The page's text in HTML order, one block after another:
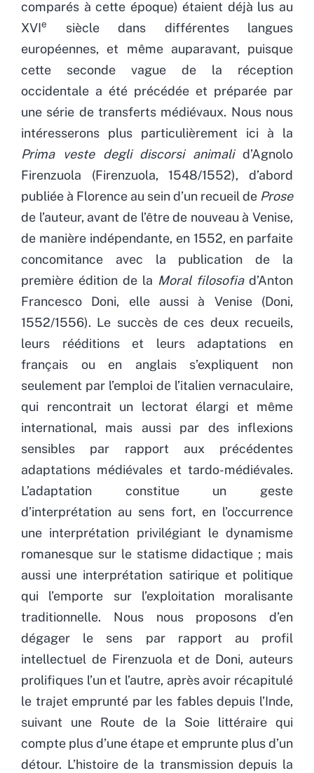
comparés à cette époque) étaient déjà lus au
XVIe
siècle dans différentes langues
européennes, et même auparavant, puisque
cette seconde vague de la réception
occidentale a été précédée et préparée par
une série de transferts médiévaux. Nous nous
intéresserons plus particulièrement ici à la
Prima veste degli discorsi animali d’Agnolo
Firenzuola (Firenzuola, 1548/1552), d’abord
publiée à Florence au sein d’un recueil de Prose
de l’auteur, avant de l’être de nouveau à Venise,
de manière indépendante, en 1552, en parfaite
concomitance avec la publication de la
première édition de la Moral filosofia d’Anton
Francesco Doni, elle aussi à Venise (Doni,
1552/1556). Le succès de ces deux recueils,
leurs rééditions et leurs adaptations en
français ou en anglais s’expliquent non
seulement par l’emploi de l’italien vernaculaire,
qui rencontrait un lectorat élargi et même
international, mais aussi par des inflexions
sensibles par rapport aux précédentes
adaptations médiévales et tardo-médiévales.
L’adaptation constitue un geste
d’interprétation au sens fort, en l’occurrence
une interprétation privilégiant le dynamisme
romanesque sur le statisme didactique ; mais
aussi une interprétation satirique et politique
qui l’emporte sur l’exploitation moralisante
traditionnelle. Nous nous proposons d’en
dégager le sens par rapport au profil
intellectuel de Firenzuola et de Doni, auteurs
prolifiques l’un et l’autre, après avoir récapitulé
le trajet emprunté par les fables depuis l’Inde,
suivant une Route de la Soie littéraire qui
compte plus d’une étape et emprunte plus d’un
détour. L’histoire de la transmission depuis la